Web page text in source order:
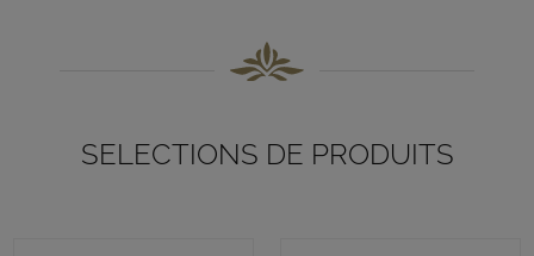
SELECTIONS DE PRODUITS